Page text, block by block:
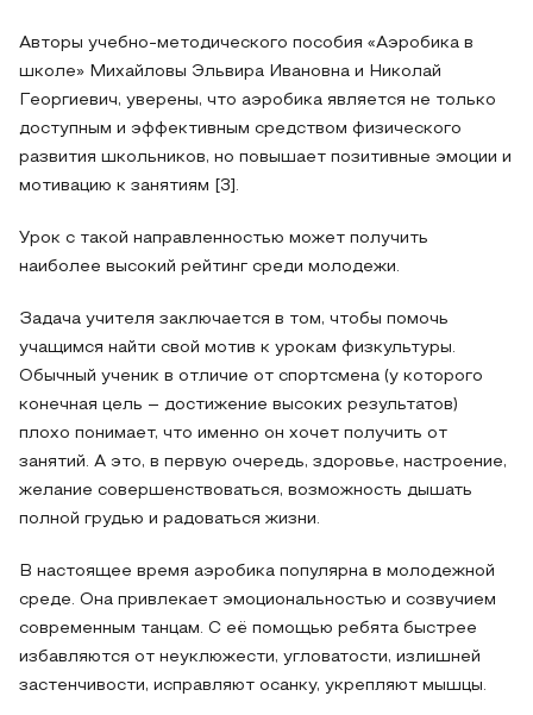
Авторы учебно-методического пособия «Аэробика в
школе» Михайловы Эльвира Ивановна и Николай
Георгиевич, уверены, что аэробика является не только
доступным и эффективным средством физического
развития школьников, но повышает позитивные эмоции и
мотивацию к занятиям [3].
Урок с такой направленностью может получить
наиболее высокий рейтинг среди молодежи.
Задача учителя заключается в том, чтобы помочь
учащимся найти свой мотив к урокам физкультуры.
Обычный ученик в отличие от спортсмена (у которого
конечная цель – достижение высоких результатов)
плохо понимает, что именно он хочет получить от
занятий. А это, в первую очередь, здоровье, настроение,
желание совершенствоваться, возможность дышать
полной грудью и радоваться жизни.
В настоящее время аэробика популярна в молодежной
среде. Она привлекает эмоциональностью и созвучием
современным танцам. С её помощью ребята быстрее
избавляются от неуклюжести, угловатости, излишней
застенчивости, исправляют осанку, укрепляют мышцы.